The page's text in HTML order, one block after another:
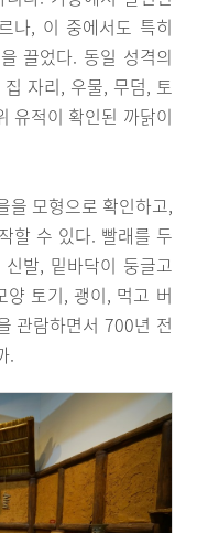
나, 이 중에서도 특히
끌었다. 동일 성격의
자리, 우물, 무덤, 토
유적이 확인된 까닭이
을 모형으로 확인하고,
할 수 있다. 빨래를 두
발, 밑바닥이 둥글고
양 토기, 괭이, 먹고 버
관람하면서 700년 전
.